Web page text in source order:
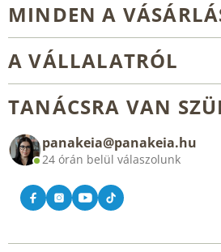
MINDEN A
Nagykereskedelem és
Általános üzleti feltételek
A VÁLLALATRÓL
Kapcsolat
TANÁCSRA VAN
panakeia@panakeia.hu
24 órán belül válaszolunk